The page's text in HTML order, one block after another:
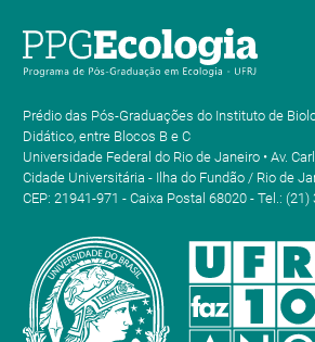
Prédio das Pós-Graduações do Instituto de
Didático, entre Blocos B e C
Universidade Federal do Rio de Janeiro • Av.
Cidade Universitária - Ilha do Fundão / Rio de
CEP: 21941-971 - Caixa Postal 68020 - Tel.: (21)